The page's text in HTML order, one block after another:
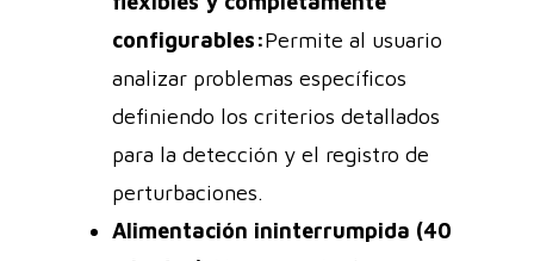
configurables:Permite al usuario
analizar problemas específicos
definiendo los criterios detallados
para la detección y el registro de
perturbaciones.
Alimentación ininterrumpida (40